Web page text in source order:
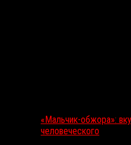
«Мальчик-обжора»:
человеческого